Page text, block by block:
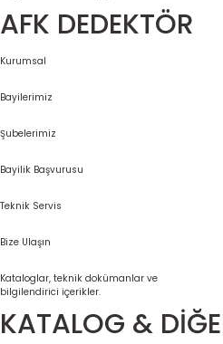
AFK DEDEKTÖR
Kurumsal
Bayilerimiz
Şubelerimiz
Bayilik Başvurusu
Teknik Servis
Bize Ulaşın
Kataloglar, teknik dokümanlar ve
bilgilendirici içerikler.
KATALOG &